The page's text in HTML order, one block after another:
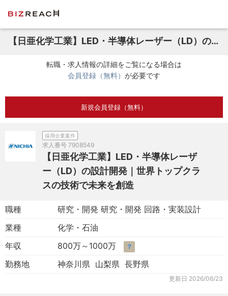
【日亜化学工業】LED・半導体レーザー（LD）の設計開発｜世界トップクラスの技術で未来を創造
転職・求人情報の詳細をご覧になる場合は
会員登録（無料） が必要です
新規会員登録（無料）
採用企業案件
求人番号 7908549
【日亜化学工業】LED・半導体レーザ
ー（LD）の設計開発｜世界トップクラ
スの技術で未来を創造
職種
研究・開発 研究・開発 回路・実装設計
業種
化学・石油
年収
800万～1000万 ？
勤務地 神奈川県 山梨県 長野県
更新日 2026/06/23